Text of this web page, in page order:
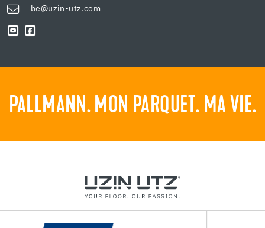
be@uzin-utz.com
PALLMANN. MON PARQUET. MA VIE.